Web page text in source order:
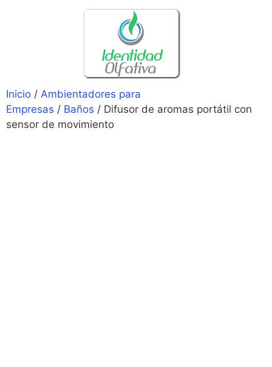
Inicio / Ambientadores para
Empresas / Baños / Difusor de aromas portátil con
sensor de movimiento